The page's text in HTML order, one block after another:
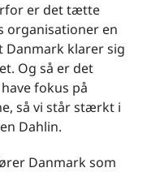
er det tætte
organisationer en
Danmark klarer sig
Og så er det
fokus på
så vi står stærkt i
Dahlin.
Danmark som